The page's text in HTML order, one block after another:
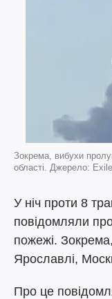
Зокрема, вибухи
області. Джерело:
У ніч проти 8
повідомляли
пожежі.
Ярославлі,
Про це